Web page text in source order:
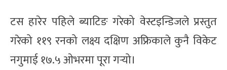
टस हारेर पहिले ब्याटिङ गरेको वेस्टइन्डिजले प्रस्तुत
गरेको ११९ रनको लक्ष्य दक्षिण अफ्रिकाले कुनै विकेट
नगुमाई १७.५ ओभरमा पूरा गर्‍यो।